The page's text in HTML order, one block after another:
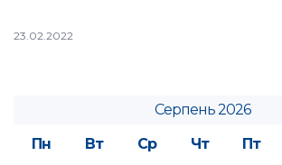
23.02.2022
Серпень 2026
Пн
Вт Ср Чт Пт